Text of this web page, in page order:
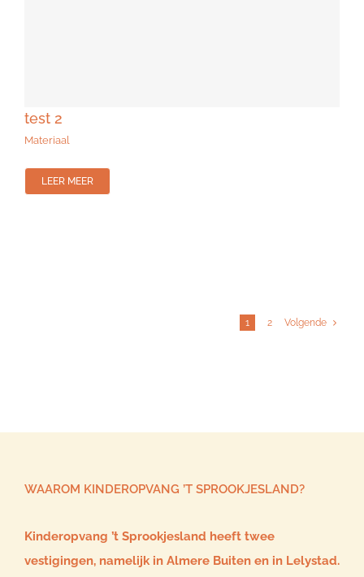
test 2
Materiaal
LEER MEER
1 2 Volgende
WAAROM KINDEROPVANG ’T SPROOKJESLAND?
Kinderopvang ’t Sprookjesland heeft twee
vestigingen, namelijk in Almere Buiten en in Lelystad.